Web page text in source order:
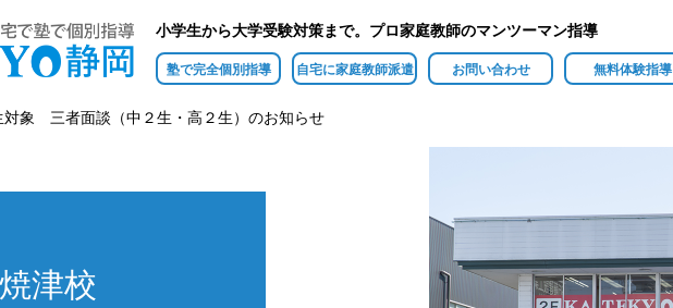
小学生から大学受験対策まで。プロ家庭教師のマンツーマン指導
塾で完全個別指導 自宅に家庭教師派遣 お問い合わせ 無料体験指導
対象 三者面談（中２生・高２生）のお知らせ
焼津校